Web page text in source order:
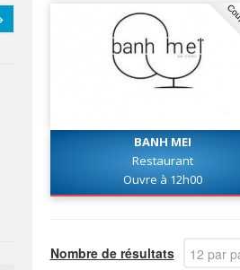
BANH MEI
Restaurant
Ouvre à 12h00
Nombre de résultats 12 par